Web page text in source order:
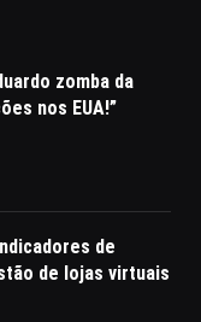
zomba da
nos EUA!”
de
de lojas virtuais